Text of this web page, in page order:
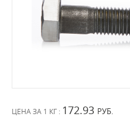
ЦЕНА ЗА 1 КГ : 172.93 РУБ.